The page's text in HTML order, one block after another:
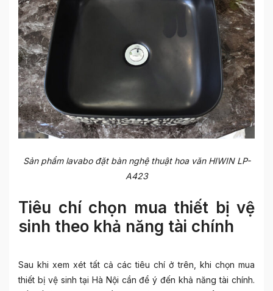
Sản phẩm lavabo đặt bàn nghệ thuật hoa văn HIWIN LP-
A423
Tiêu chí chọn mua thiết bị vệ
sinh theo khả năng tài chính
Sau khi xem xét tất cả các tiêu chí ở trên, khi chọn mua
thiết bị vệ sinh tại Hà Nội cần để ý đến khả năng tài chính.